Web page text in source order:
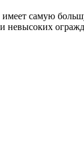
имеет самую
невысоких